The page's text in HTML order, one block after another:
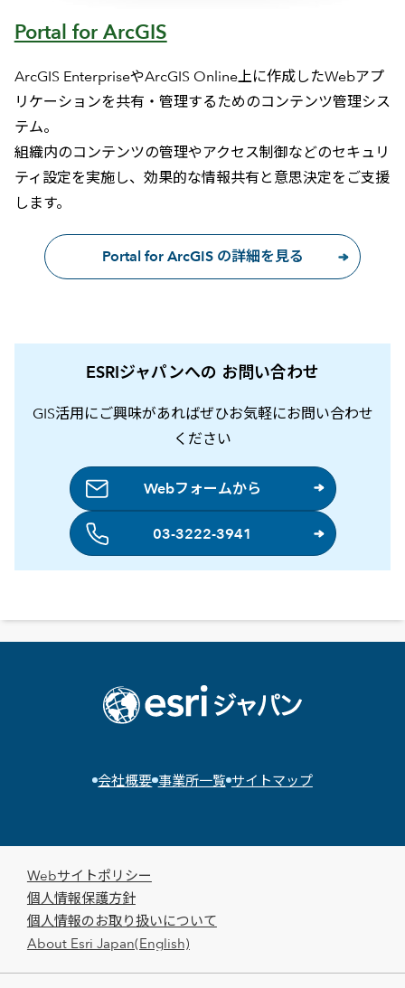
Portal for ArcGIS
ArcGIS EnterpriseやArcGIS Online上に作成したWebアプ
リケーションを共有・管理するためのコンテンツ管理シス
テム。
組織内のコンテンツの管理やアクセス制御などのセキュリ
ティ設定を実施し、効果的な情報共有と意思決定をご支援
します。
Portal for ArcGIS の詳細を見る
ESRIジャパンへの お問い合わせ
GIS活用にご興味があればぜひお気軽にお問い合わせ
ください
Webフォームから
03-3222-3941
会社概要 事業所一覧 サイトマップ
Webサイトポリシー
個人情報保護方針
個人情報のお取り扱いについて
About Esri Japan(English)